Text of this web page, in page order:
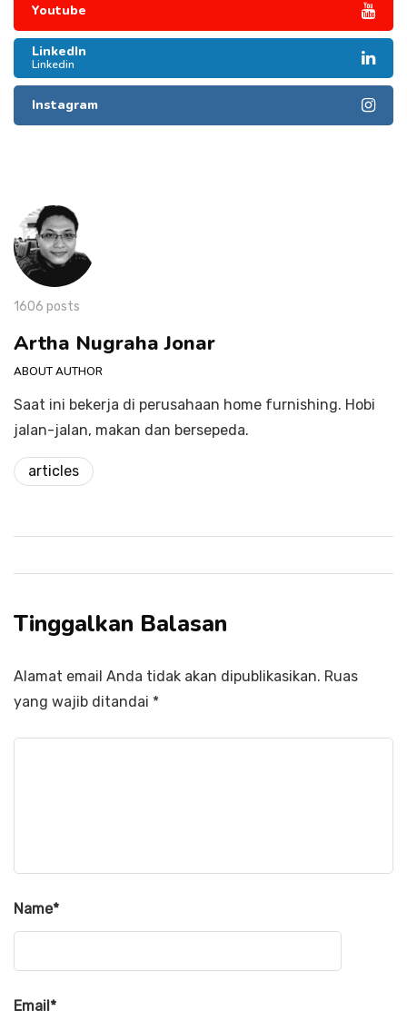
Youtube
LinkedIn
Linkedin
Instagram
1606 posts
Artha Nugraha Jonar
ABOUT AUTHOR
Saat ini bekerja di perusahaan home furnishing. Hobi
jalan-jalan, makan dan bersepeda.
articles
Tinggalkan Balasan
Alamat email Anda tidak akan dipublikasikan. Ruas
yang wajib ditandai *
Name*
Email*